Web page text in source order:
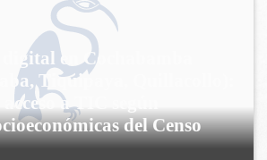
digital en Cochabamba
Tiquipaya, Quillacollo):
a TIC según
del Censo